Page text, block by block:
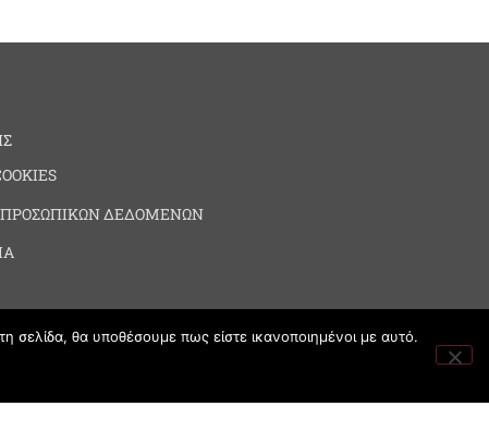
ΠΡΟΣΩΠΙΚΩΝ ΔΕΔΟΜΕΝΩΝ
σελίδα, θα υποθέσουμε πως είστε ικανοποιημένοι με αυτό.